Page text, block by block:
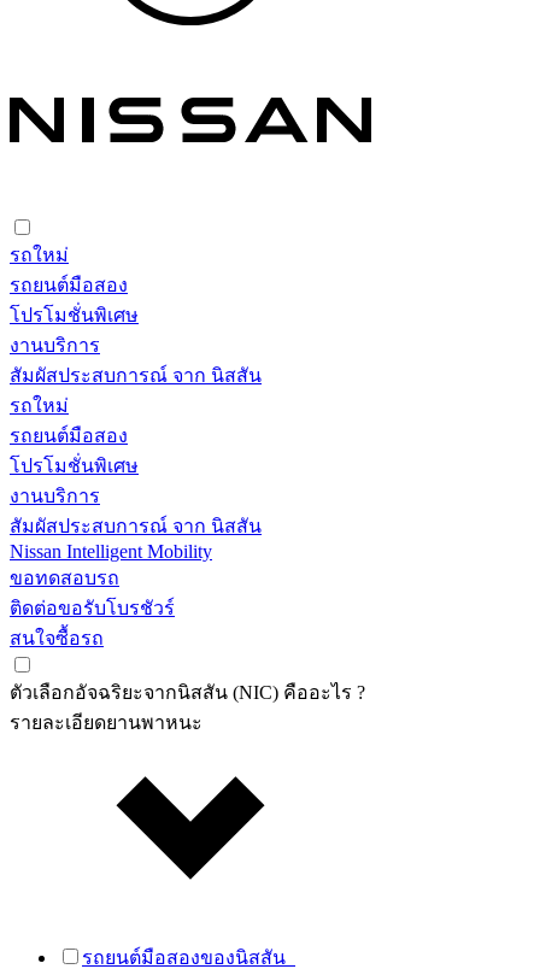
รถใหม่
รถยนต์มือสอง
โปรโมชั่นพิเศษ
งานบริการ
สัมผัสประสบการณ์ จาก นิสสัน
รถใหม่
รถยนต์มือสอง
โปรโมชั่นพิเศษ
งานบริการ
สัมผัสประสบการณ์ จาก นิสสัน
Nissan Intelligent Mobility
ขอทดสอบรถ
ติดต่อขอรับโบรชัวร์
สนใจซื้อรถ
ตัวเลือกอัจฉริยะจากนิสสัน (NIC) คืออะไร ?
รายละเอียดยานพาหนะ
รถยนต์มือสองของนิสสัน